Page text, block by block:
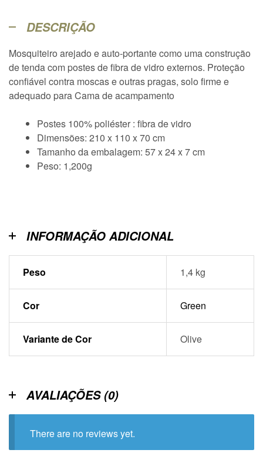
DESCRIÇÃO
Mosquiteiro arejado e auto-portante como uma construção
de tenda com postes de fibra de vidro externos. Proteção
confiável contra moscas e outras pragas, solo firme e
adequado para Cama de acampamento
Postes 100% poliéster : fibra de vidro
Dimensões: 210 x 110 x 70 cm
Tamanho da embalagem: 57 x 24 x 7 cm
Peso: 1,200g
INFORMAÇÃO ADICIONAL
Peso 1,4 kg
Cor Green
Variante de Cor Olive
AVALIAÇÕES (0)
There are no reviews yet.